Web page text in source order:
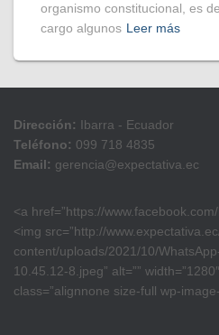
organismo constitucional, es
cargo algunos Leer más
Dirección: Ibarra - Ecuador
Teléfono: 099 718 4835
Email: gerencia@expectativa.ec
<a href=”https://
<img src=”http://
content/uploads/2021/10/
10.45.12-8.jpeg” alt=””
class=”alignnone size-full wp-